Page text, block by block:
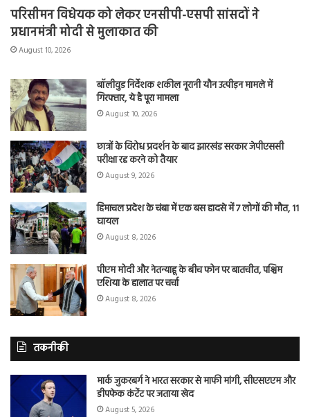
परिसीमन विधेयक को लेकर एनसीपी-एसपी सांसदों ने
प्रधानमंत्री मोदी से मुलाकात की
August 10, 2026
बॉलीवुड निर्देशक शकील नूरानी यौन उत्पीड़न मामले में
गिरफ्तार, ये है पूरा मामला
August 10, 2026
छात्रों के विरोध प्रदर्शन के बाद झारखंड सरकार जेपीएससी
परीक्षा रद्द करने को तैयार
August 9, 2026
हिमाचल प्रदेश के चंबा में एक बस हादसे में 7 लोगों की मौत, 11
घायल
August 8, 2026
पीएम मोदी और नेतन्याहू के बीच फोन पर बातचीत, पश्चिम
एशिया के हालात पर चर्चा
August 8, 2026
तकनीकी
मार्क जुकरबर्ग ने भारत सरकार से माफी मांगी, सीएसएएम और
डीपफेक कंटेंट पर जताया खेद
August 5, 2026